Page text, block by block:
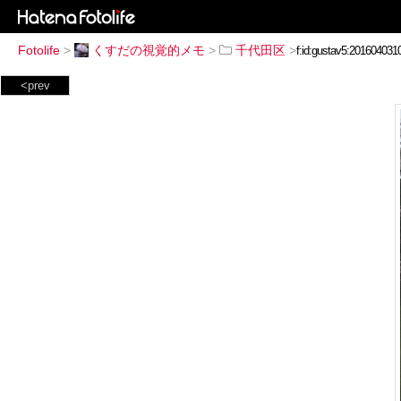
Fotolife > くすだの視覚的メモ > 千代田区 >
<prev